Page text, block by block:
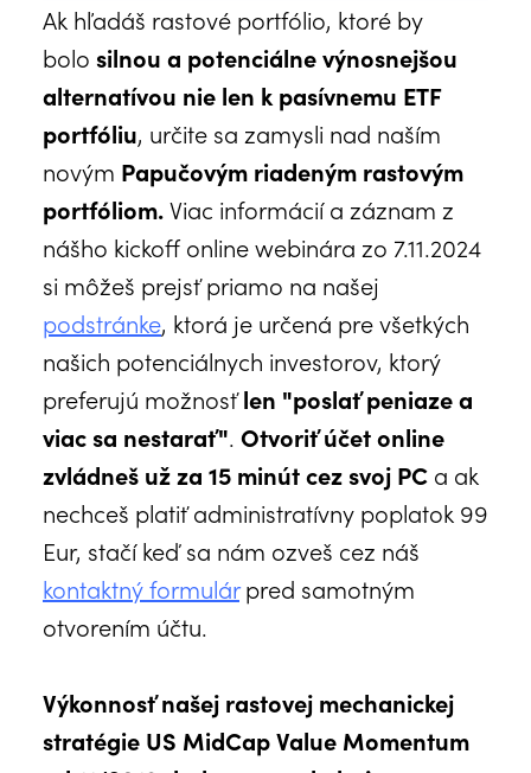
Ak hľadáš rastové portfólio, ktoré by
bolo silnou a potenciálne výnosnejšou
alternatívou nie len k pasívnemu ETF
portfóliu, určite sa zamysli nad naším
novým Papučovým riadeným rastovým
portfóliom.Viac informácií a záznam z
nášho kickoff online webinára zo 7.11.2024
si môžeš prejsť priamo na našej
podstránke, ktorá je určená pre všetkých
našich potenciálnych investorov, ktorý
preferujú možnosťlen "poslať peniaze a
viac sa nestarať". Otvoriť účet online
zvládneš už za 15 minút cez svoj PC a ak
nechceš platiť administratívny poplatok 99
Eur, stačí keď sa nám ozveš cez náš
kontaktný formulárpred samotným
otvorením účtu.
Výkonnosť našej rastovej mechanickej
stratégie US MidCap Value Momentum